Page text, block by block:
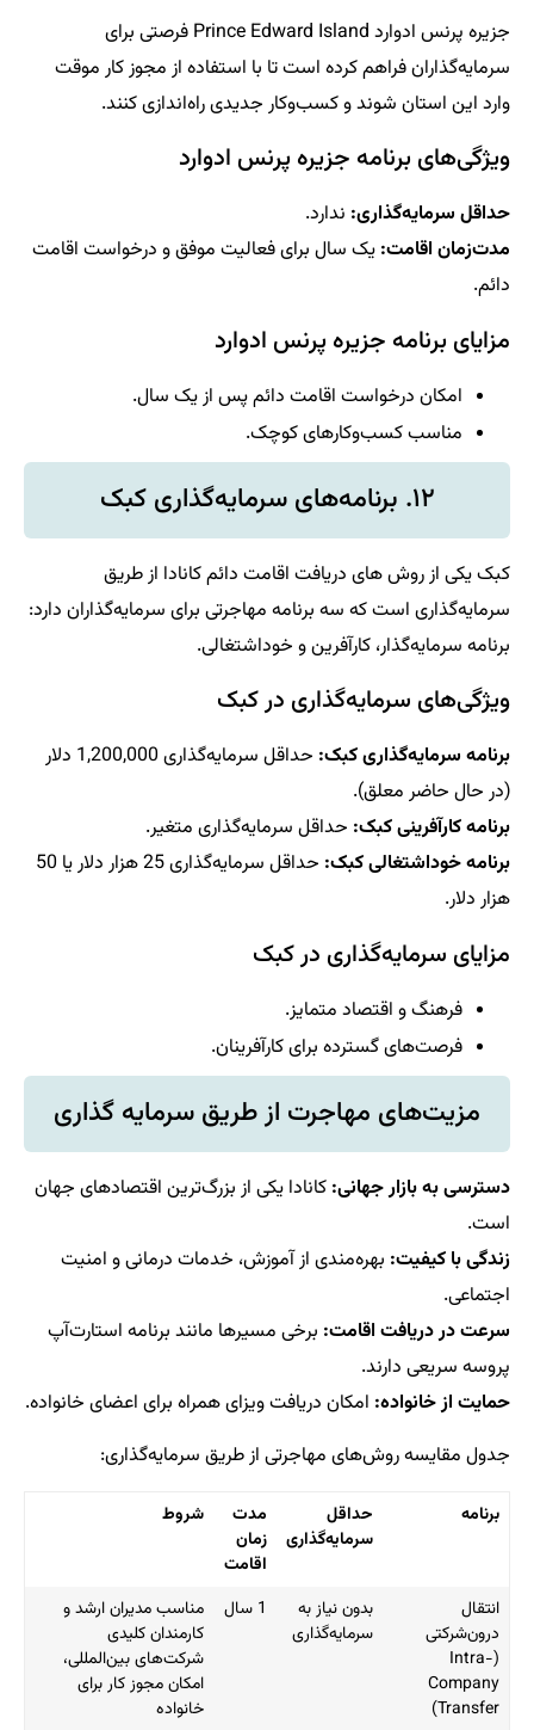
جزیره پرنس ادوارد Prince Edward Island فرصتی برای
سرمایه‌گذاران فراهم کرده است تا با استفاده از مجوز کار موقت
وارد این استان شوند و کسب‌وکار جدیدی راه‌اندازی کنند.
ویژگی‌های برنامه جزیره پرنس ادوارد
حداقل سرمایه‌گذاری: ندارد.
مدت‌زمان اقامت: یک سال برای فعالیت موفق و درخواست اقامت
دائم.
مزایای برنامه جزیره پرنس ادوارد
امکان درخواست اقامت دائم پس از یک سال.
مناسب کسب‌وکارهای کوچک.
۱۲. برنامه‌های سرمایه‌گذاری کبک
کبک یکی از روش های دریافت اقامت دائم کانادا از طریق
سرمایه‌گذاری است که سه برنامه مهاجرتی برای سرمایه‌گذاران دارد:
برنامه سرمایه‌گذار، کارآفرین و خوداشتغالی.
ویژگی‌های سرمایه‌گذاری در کبک
برنامه سرمایه‌گذاری کبک:
حداقل سرمایه‌گذاری 1,200,000 دلار
(در حال حاضر معلق).
برنامه کارآفرینی کبک: حداقل سرمایه‌گذاری متغیر.
برنامه خوداشتغالی کبک:
حداقل سرمایه‌گذاری 25 هزار دلار یا 50
هزار دلار.
مزایای سرمایه‌گذاری در کبک
فرهنگ و اقتصاد متمایز.
فرصت‌های گسترده برای کارآفرینان.
مزیت‌های مهاجرت از طریق سرمایه‌ گذاری
دسترسی به بازار جهانی: کانادا یکی از بزرگ‌ترین اقتصادهای جهان
است.
زندگی با کیفیت: بهره‌مندی از آموزش، خدمات درمانی و امنیت
اجتماعی.
سرعت در دریافت اقامت: برخی مسیرها مانند برنامه استارت‌آپ
پروسه سریعی دارند.
حمایت از خانواده: امکان دریافت ویزای همراه برای اعضای خانواده.
جدول مقایسه روش‌های مهاجرتی از طریق سرمایه‌گذاری:
برنامه
حداقل
سرمایه‌گذاری
مدت
زمان
اقامت
شروط
انتقال
درون‌شرکتی
(Intra-
Company
Transfer)
بدون نیاز به
سرمایه‌گذاری
1 سال
مناسب مدیران ارشد و
کارمندان کلیدی
شرکت‌های بین‌المللی،
امکان مجوز کار برای
خانواده